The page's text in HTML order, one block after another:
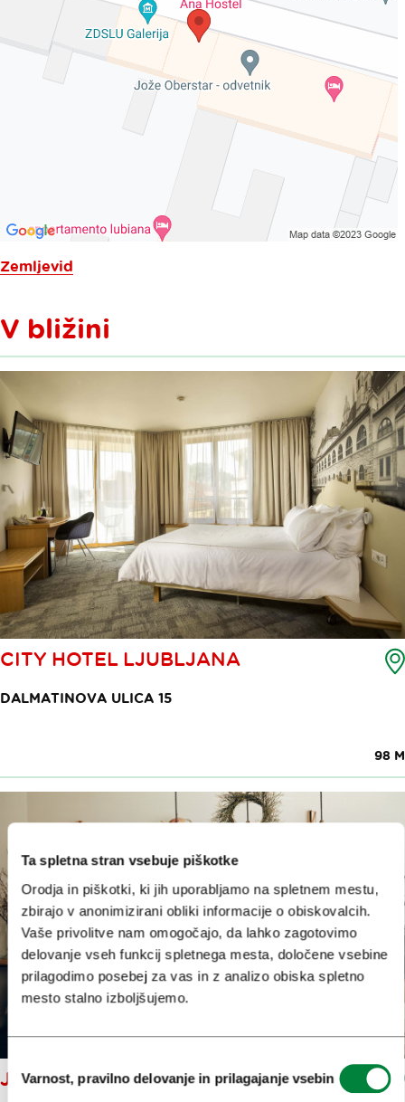
Ta spletna stran vsebuje piškotke
Orodja in piškotki, ki jih uporabljamo na spletnem mestu,
zbirajo v anonimizirani obliki informacije o obiskovalcih.
Vaše privolitve nam omogočajo, da lahko zagotovimo
delovanje vseh funkcij spletnega mesta, določene vsebine
prilagodimo posebej za vas in z analizo obiska spletno
mesto stalno izboljšujemo.
Izbira
soglasja
Varnost, pravilno delovanje in prilagajanje vsebin
Zemljevid
V bližini
CITY HOTEL LJUBLJANA
DALMATINOVA ULICA 15
98 M
JUHA KERAMIKA